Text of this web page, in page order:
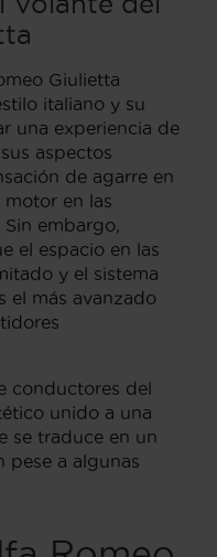
Giulietta
italiano y su
una experiencia de
aspectos
de agarre en
motor en las
embargo,
el espacio en las
y el sistema
el más avanzado
conductores del
unido a una
se traduce en un
pese a algunas